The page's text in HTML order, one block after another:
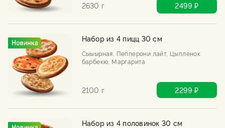
2630 г 2499 ₽
Набор из 4 пицц 30 см
Сыыырная, Пепперони лайт, Цыпленок
барбекю, Маргарита
2100 г 2299 ₽
Набор из 4 половинок 30 см